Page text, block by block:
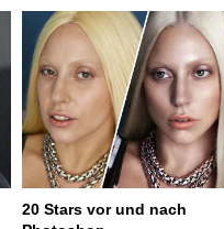
20 Stars vor und nach